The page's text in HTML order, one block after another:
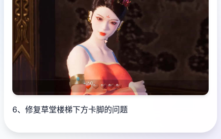
6、修复草堂楼梯下方卡脚的问题